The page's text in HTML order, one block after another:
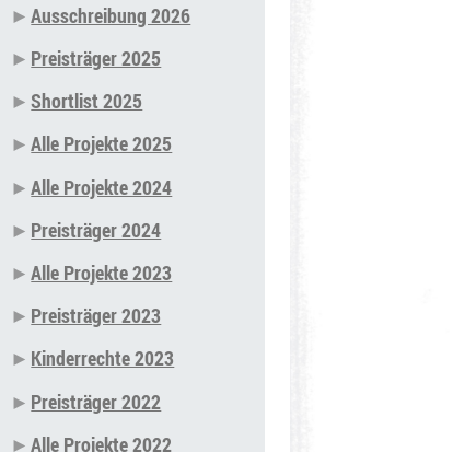
überspringen
Ausschreibung 2026
Preisträger 2025
Shortlist 2025
Alle Projekte 2025
Alle Projekte 2024
Preisträger 2024
Alle Projekte 2023
Preisträger 2023
Kinderrechte 2023
Preisträger 2022
Alle Projekte 2022